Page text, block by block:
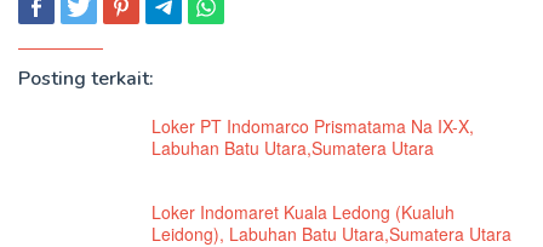
Posting terkait:
Loker PT Indomarco Prismatama Na IX-X,
Labuhan Batu Utara,Sumatera Utara
Loker Indomaret Kuala Ledong (Kualuh
Leidong), Labuhan Batu Utara,Sumatera Utara